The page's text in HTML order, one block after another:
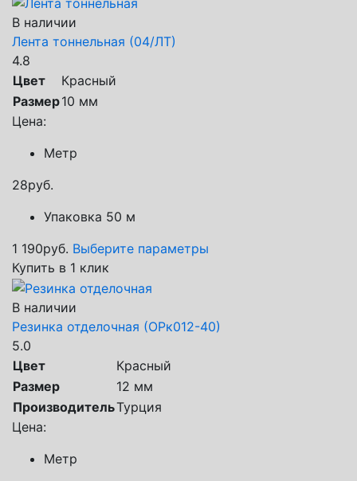
В наличии
Лента тоннельная (04/ЛТ)
4.8
Цвет
Красный
Размер10 мм
Цена:
Метр
28руб.
Упаковка 50 м
1 190руб. Выберите параметры
Купить в 1 клик
В наличии
Резинка отделочная (ОРк012-40)
5.0
Цвет
Красный
Размер
12 мм
ПроизводительТурция
Цена:
Метр